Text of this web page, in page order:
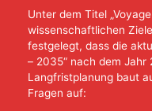
Unter dem Titel
wissenschaftlichen
festgelegt, dass die
– 2035“ nach dem Jahr
Langfristplanung baut
Fragen auf: